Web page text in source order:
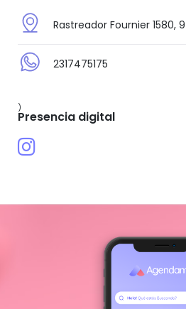
Rastreador Fournier 1580,
2317475175
)
Presencia digital